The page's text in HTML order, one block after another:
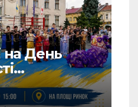
на День
спортивні